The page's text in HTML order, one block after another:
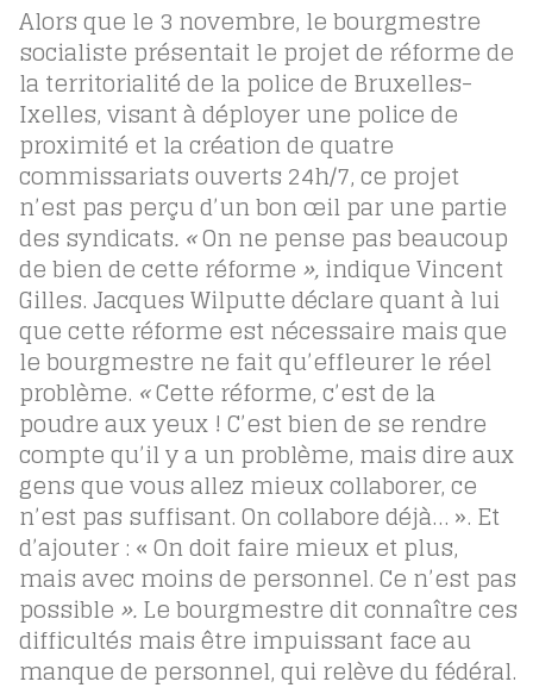
Alors que le 3 novembre, le bourgmestre
socialiste présentait le projet de réforme de
la territorialité de la police de Bruxelles-
Ixelles, visant à déployer une police de
proximité et la création de quatre
commissariats ouverts 24h/7, ce projet
n’est pas perçu d’un bon œil par une partie
des syndicats. «On ne pense pas beaucoup
de bien de cette réforme »,indique Vincent
Gilles. Jacques Wilputte déclare quant à lui
que cette réforme est nécessaire mais que
le bourgmestre ne fait qu’effleurer le réel
problème. «Cette réforme, c’est de la
poudre aux yeux ! C’est bien de se rendre
compte qu’il y a un problème, mais dire aux
gens que vous allez mieux collaborer, ce
n’est pas suffisant. On collabore déjà… ». Et
d’ajouter : « On doit faire mieux et plus,
mais avec moins de personnel. Ce n’est pas
possible ».Le bourgmestre dit connaître ces
difficultés mais être impuissant face au
manque de personnel, qui relève du fédéral.